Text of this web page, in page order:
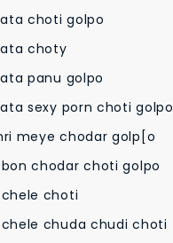
choti golpo
choty
panu golpo
sexy porn choti golpo
meye chodar golp[o
chodar choti golpo
choti
chuda chudi choti